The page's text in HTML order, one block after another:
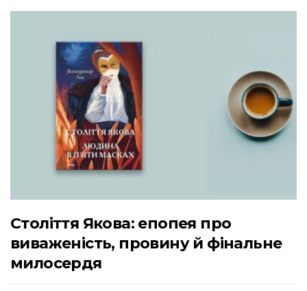
Століття Якова: епопея про
виваженість, провину й фінальне
милосердя